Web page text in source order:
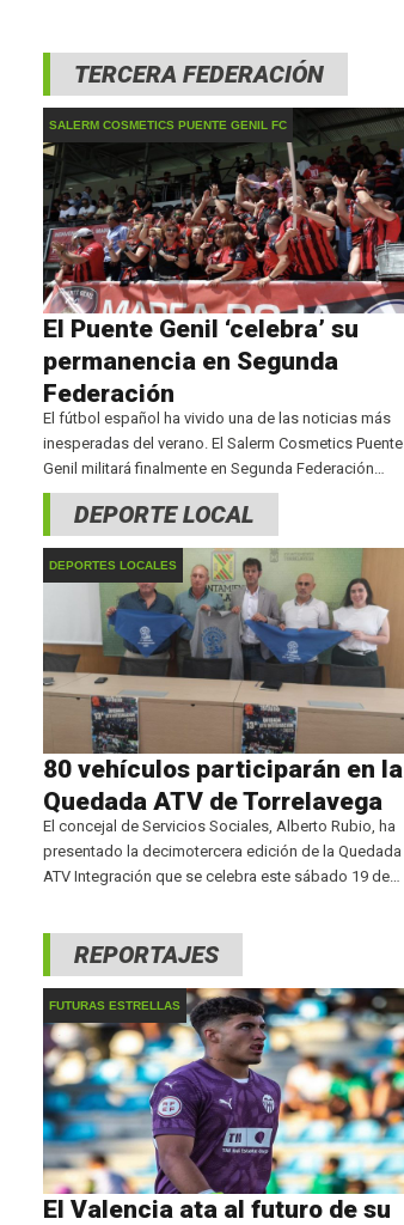
TERCERA FEDERACIÓN
SALERM COSMETICS PUENTE GENIL FC
El Puente Genil ‘celebra’ su
permanencia en Segunda
Federación
El fútbol español ha vivido una de las noticias más
inesperadas del verano. El Salerm Cosmetics Puente
Genil militará finalmente en Segunda Federación
después de que el Malacitano no haya podido
formalizar su inscripción en la categoría.
DEPORTE LOCAL
DEPORTES LOCALES
80 vehículos participarán en la
Quedada ATV de Torrelavega
El concejal de Servicios Sociales, Alberto Rubio, ha
presentado la decimotercera edición de la Quedada
ATV Integración que se celebra este sábado 19 de
REPORTAJES
FUTURAS ESTRELLAS
El Valencia ata al futuro de su